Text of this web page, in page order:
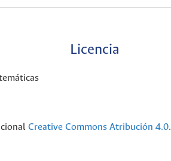
Licencia
Creative Commons Atribución 4.0.